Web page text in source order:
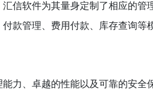
信软件为其量身定制了相应的
款管理、费用付款、库存查询等
力、卓越的性能以及可靠的安全